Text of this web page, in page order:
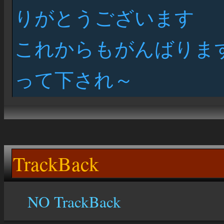
りがとうございます
これからもがんばり
って下され～
TrackBack
NO TrackBack